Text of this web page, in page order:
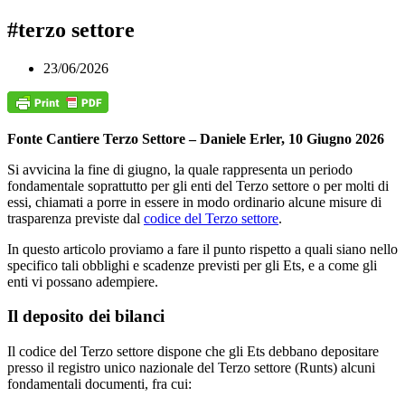
#terzo settore
23/06/2026
Fonte Cantiere Terzo Settore –Daniele Erler, 10 Giugno 2026
Si avvicina la fine di giugno, la quale rappresenta un periodo
fondamentale soprattutto per gli enti del Terzo settore o per molti di
essi, chiamati a porre in essere in modo ordinario alcune misure di
trasparenza previste dal codice del Terzo settore.
In questo articolo proviamo a fare il punto rispetto a quali siano nello
specifico tali obblighi e scadenze previsti per gli Ets, e a come gli
enti vi possano adempiere.
Il deposito dei bilanci
Il codice del Terzo settore dispone che gli Ets debbano depositare
presso il registro unico nazionale del Terzo settore (Runts) alcuni
fondamentali documenti, fra cui: